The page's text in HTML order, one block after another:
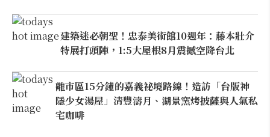
建築迷必朝聖！忠泰美術館10週年：藤本壯介
特展打頭陣，1:5大屋根8月震撼空降台北
離市區15分鐘的嘉義祕境路線！造訪「台版神
隱少女湯屋」清豐濤月、湖景窯烤披薩與人氣私
宅咖啡